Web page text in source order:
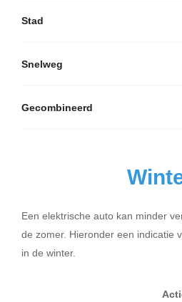
Stad
Snelweg
Gecombineerd
Een elektrische auto kan minder
de zomer. Hieronder een indicatie
in de winter.